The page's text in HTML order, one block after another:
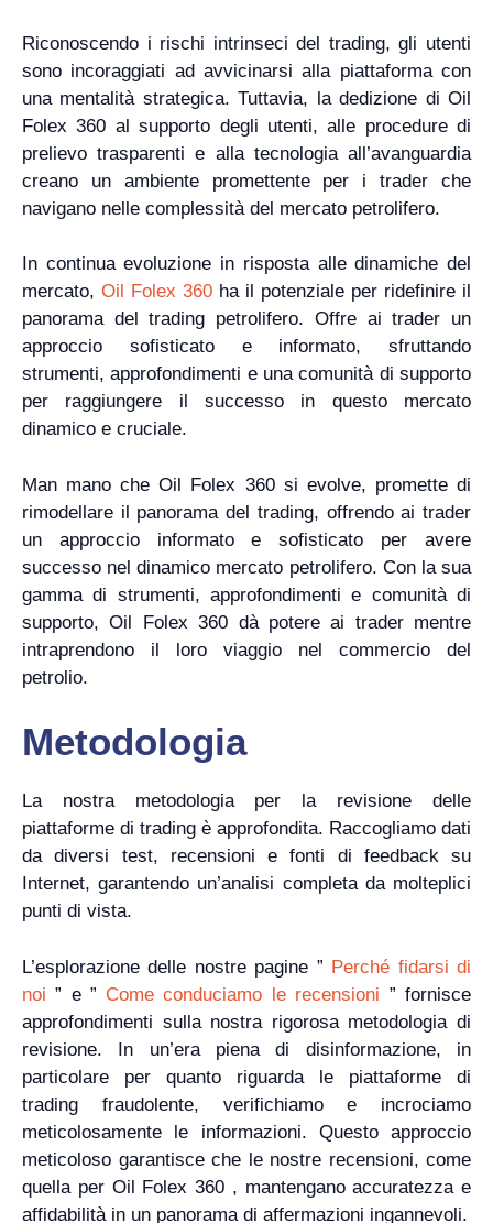
Riconoscendo i rischi intrinseci del trading, gli utenti
sono incoraggiati ad avvicinarsi alla piattaforma con
una mentalità strategica. Tuttavia, la dedizione di Oil
Folex 360 al supporto degli utenti, alle procedure di
prelievo trasparenti e alla tecnologia all’avanguardia
creano un ambiente promettente per i trader che
navigano nelle complessità del mercato petrolifero.
In continua evoluzione in risposta alle dinamiche del
mercato, Oil Folex 360 ha il potenziale per ridefinire il
panorama del trading petrolifero. Offre ai trader un
approccio sofisticato e informato, sfruttando
strumenti, approfondimenti e una comunità di supporto
per raggiungere il successo in questo mercato
dinamico e cruciale.
Man mano che Oil Folex 360 si evolve, promette di
rimodellare il panorama del trading, offrendo ai trader
un approccio informato e sofisticato per avere
successo nel dinamico mercato petrolifero. Con la sua
gamma di strumenti, approfondimenti e comunità di
supporto, Oil Folex 360 dà potere ai trader mentre
intraprendono il loro viaggio nel commercio del
petrolio.
Metodologia
La nostra metodologia per la revisione delle
piattaforme di trading è approfondita. Raccogliamo dati
da diversi test, recensioni e fonti di feedback su
Internet, garantendo un’analisi completa da molteplici
punti di vista.
L’esplorazione delle nostre pagine ” Perché fidarsi di
noi ” e ” Come conduciamo le recensioni ” fornisce
approfondimenti sulla nostra rigorosa metodologia di
revisione. In un’era piena di disinformazione, in
particolare per quanto riguarda le piattaforme di
trading fraudolente, verifichiamo e incrociamo
meticolosamente le informazioni. Questo approccio
meticoloso garantisce che le nostre recensioni, come
quella per Oil Folex 360 , mantengano accuratezza e
affidabilità in un panorama di affermazioni ingannevoli.